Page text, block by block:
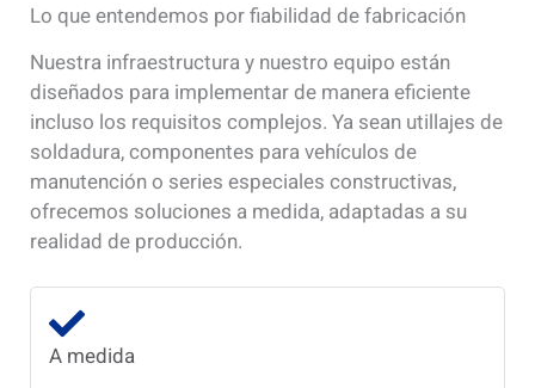
Lo que entendemos por fiabilidad de fabricación
Nuestra infraestructura y nuestro equipo están
diseñados para implementar de manera eficiente
incluso los requisitos complejos. Ya sean utillajes de
soldadura, componentes para vehículos de
manutención o series especiales constructivas,
ofrecemos soluciones a medida, adaptadas a su
realidad de producción.
A medida